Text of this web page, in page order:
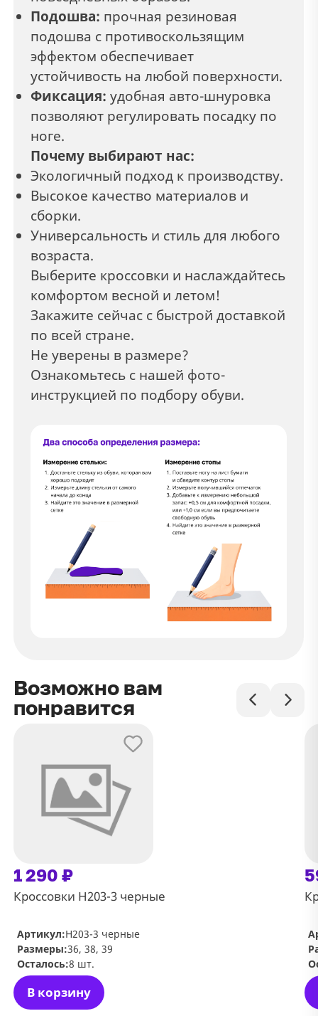
Подошва: прочная резиновая
подошва с противоскользящим
эффектом обеспечивает
устойчивость на любой поверхности.
Фиксация: удобная авто-шнуровка
позволяют регулировать посадку по
ноге.
Почему выбирают нас:
Экологичный подход к производству.
Высокое качество материалов и
сборки.
Универсальность и стиль для любого
возраста.
Выберите кроссовки и наслаждайтесь
комфортом весной и летом!
Закажите сейчас с быстрой доставкой
по всей стране.
Не уверены в размере?
Ознакомьтесь с нашей фото-
инструкцией по подбору обуви.
Возможно вам
понравится
1 290 ₽
Кроссовки Н203-3 черные
В корзину
Артикул:Н203-3 черные
Размеры:36, 38, 39
Осталось:8 шт.